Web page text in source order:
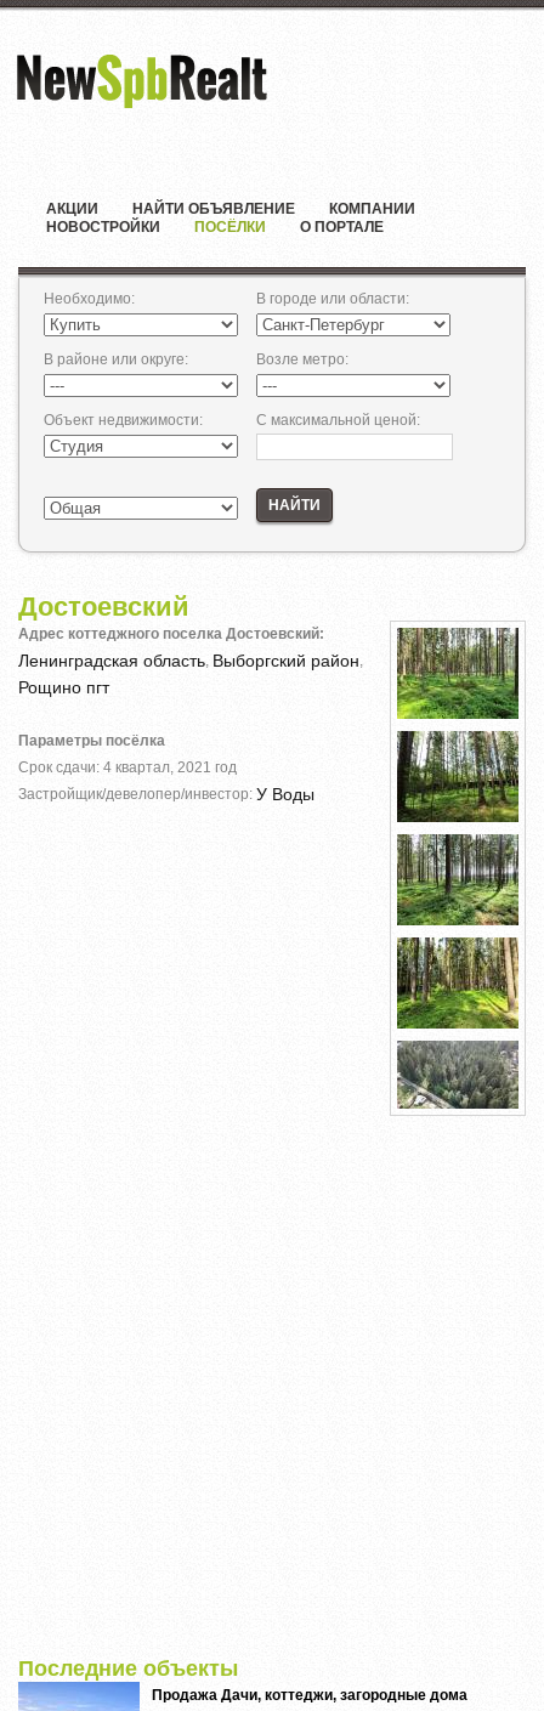
АКЦИИ НАЙТИ ОБЪЯВЛЕНИЕ
КОМПАНИИ
НОВОСТРОЙКИ
ПОСЁЛКИ О ПОРТАЛЕ
Необходимо: В городе или области:
В районе или округе: Возле метро:
Объект недвижимости: С максимальной ценой:
НАЙТИ
Достоевский
Адрес коттеджного поселка Достоевский:
Ленинградская область Выборгский район
Рощино пгт
Параметры посёлка
Срок сдачи: 4 квартал, 2021 год
Застройщик/девелопер/инвестор: У Воды
Последние объекты
Продажа Дачи, коттеджи, загородные дома